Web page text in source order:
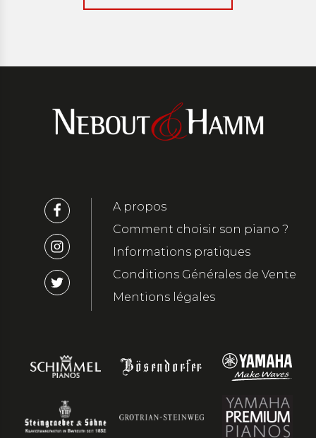
A propos
Comment choisir son piano ?
Informations pratiques
Conditions Générales de Vente
Mentions légales